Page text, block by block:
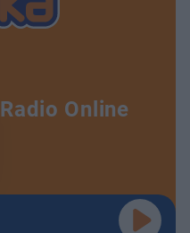
Radio Online